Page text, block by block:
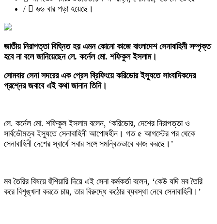
/
৬৬ বার পড়া হয়েছে।
‎জাতীয় নিরাপত্তা বিঘ্নিত হয় এমন কোনো কাজে বাংলাদেশ সেনাবাহিনী সম্পৃক্ত
হবে না বলে জানিয়েছেন লে. কর্নেল মো. শফিকুল ইসলাম।
সোমবার সেনা সদরের এক প্রেস ব্রিফিংয়ে করিডোর ইস্যুতে সাংবাদিকদের
প্রশ্নের জবাবে এই কথা জানান তিনি।
‎লে. কর্নেল মো. শফিকুল ইসলাম বলেন, ‘করিডোর, দেশের নিরাপত্তা ও
সার্বভৌমত্ব ইস্যুতে সেনাবাহিনী আপোষহীন। গত ৫ আগস্টের পর থেকে
সেনাবাহিনী দেশের স্বার্থে সবার সঙ্গে সমন্বিতভাবে কাজ করছে।’
‎মব তৈরির বিষয়ে হুঁশিয়ারি দিয়ে এই সেনা কর্মকর্তা বলেন, ‘কেউ যদি মব তৈরি
করে বিশৃঙ্খলা করতে চায়, তার বিরুদ্ধে কঠোর ব্যবস্থা নেবে সেনাবাহিনী।’